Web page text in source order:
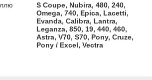
S Coupe, Nubira, 480, 240,
Omega, 740, Epica, Lacetti,
Evanda, Calibra, Lantra,
Leganza, 850, 19, 440, 460,
Astra, V70, S70, Pony, Cruze,
Pony / Excel, Vectra